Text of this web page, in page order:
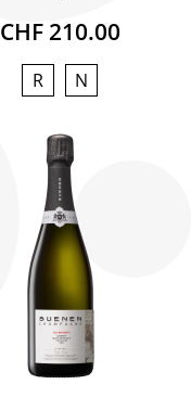
CHF 210.00
R N